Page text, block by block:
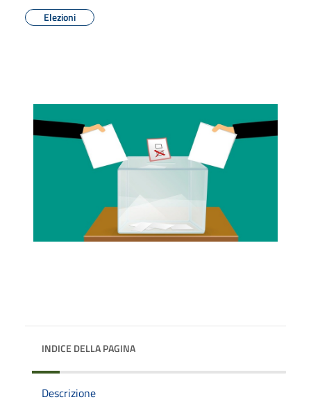
Elezioni
INDICE DELLA PAGINA
Descrizione